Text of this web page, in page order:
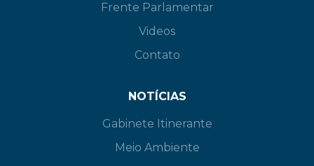
Frente Parlamentar
Videos
Contato
NOTÍCIAS
Gabinete Itinerante
Meio Ambiente